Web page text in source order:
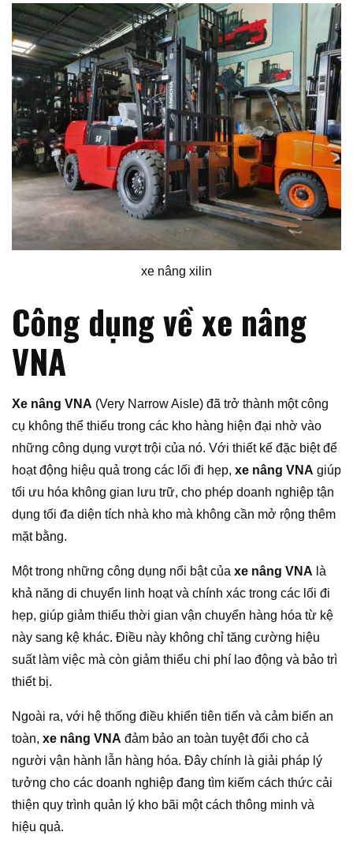
xe nâng xilin
Công dụng về xe nâng
VNA
Xe nâng VNA (Very Narrow Aisle) đã trở thành một công
cụ không thể thiếu trong các kho hàng hiện đại nhờ vào
những công dụng vượt trội của nó. Với thiết kế đặc biệt để
hoạt động hiệu quả trong các lối đi hẹp, xe nâng VNA giúp
tối ưu hóa không gian lưu trữ, cho phép doanh nghiệp tận
dụng tối đa diện tích nhà kho mà không cần mở rộng thêm
mặt bằng.
Một trong những công dụng nổi bật của xe nâng VNA là
khả năng di chuyển linh hoạt và chính xác trong các lối đi
hẹp, giúp giảm thiểu thời gian vận chuyển hàng hóa từ kệ
này sang kệ khác. Điều này không chỉ tăng cường hiệu
suất làm việc mà còn giảm thiểu chi phí lao động và bảo trì
thiết bị.
Ngoài ra, với hệ thống điều khiển tiên tiến và cảm biến an
toàn, xe nâng VNA đảm bảo an toàn tuyệt đối cho cả
người vận hành lẫn hàng hóa. Đây chính là giải pháp lý
tưởng cho các doanh nghiệp đang tìm kiếm cách thức cải
thiện quy trình quản lý kho bãi một cách thông minh và
hiệu quả.